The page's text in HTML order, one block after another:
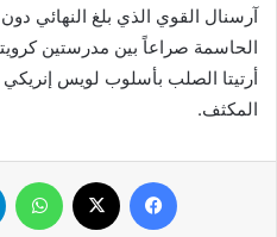
آرسنال القوي الذي بلغ النهائي
الحاسمة صراعاً بين مدرستين
أرتيتا الصلب بأسلوب لويس
المكثف.
فيسبوك